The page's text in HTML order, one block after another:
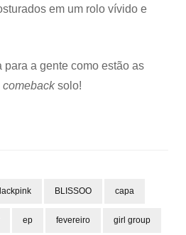
em um rolo vívido e
para a gente como estão as
comebacksolo!
BLISSOO capa
ep fevereiro girl group